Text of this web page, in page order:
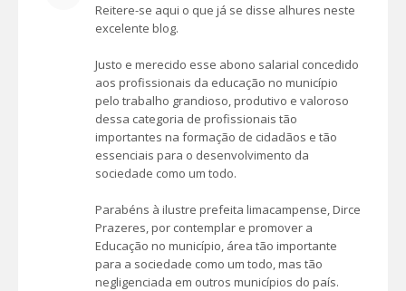
Reitere-se aqui o que já se disse alhures neste
excelente blog.
Justo e merecido esse abono salarial concedido
aos profissionais da educação no município
pelo trabalho grandioso, produtivo e valoroso
dessa categoria de profissionais tão
importantes na formação de cidadãos e tão
essenciais para o desenvolvimento da
sociedade como um todo.
Parabéns à ilustre prefeita limacampense, Dirce
Prazeres, por contemplar e promover a
Educação no município, área tão importante
para a sociedade como um todo, mas tão
negligenciada em outros municípios do país.